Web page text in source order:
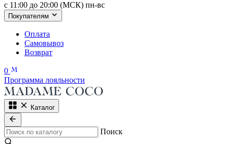
с 11:00 до 20:00 (МСК) пн-вс
Покупателям
Оплата
Самовывоз
Возврат
0
Программа лояльности
Каталог
Поиск